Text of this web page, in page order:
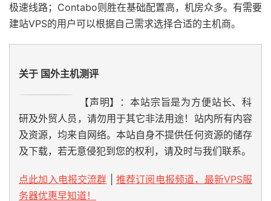
极速线路；Contabo则胜在基础配置高，机房众多。有需要
建站VPS的用户可以根据自己需求选择合适的主机商。
关于 国外主机测评
【声明】：本站宗旨是为方便站长、科
研及外贸人员，请勿用于其它非法用途！站内所有内容
及资源，均来自网络。本站自身不提供任何资源的储存
及下载，若无意侵犯到您的权利，请及时与我们联系。
点此加入电报交流群
推荐订阅电报频道，最新VPS服
务器优惠早知道！